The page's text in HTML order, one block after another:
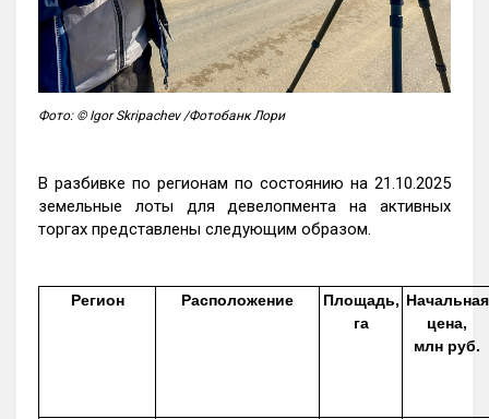
Фото: © Igor Skripachev /Фотобанк Лори
В разбивке по регионам по состоянию на 21.10.2025
земельные лоты для девелопмента на активных
торгах представлены следующим образом.
Регион Расположение
Площадь,
га
Начальная
цена,
млн руб.